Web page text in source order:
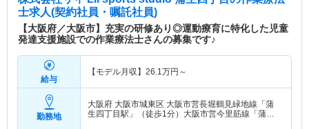
士求人(契約社員・嘱託社員)
【大阪府／大阪市】充実の研修あり◎運動療育に特化した児童
発達支援施設での作業療法士さんの募集です♪
給与
【モデル月収】 26.1万円～
勤務地
大阪府 大阪市城東区 大阪市営長堀鶴見緑地線「蒲
生四丁目駅」（徒歩1分）大阪市営今里筋線「蒲生